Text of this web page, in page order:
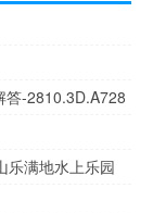
答-2810.3D.A728
乐满地水上乐园